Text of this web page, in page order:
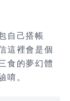
自己搭帳
這裡會是個
食的夢幻體
唷。